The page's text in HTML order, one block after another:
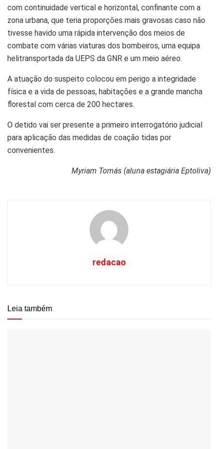
com continuidade vertical e horizontal, confinante com a
zona urbana, que teria proporções mais gravosas caso não
tivesse havido uma rápida intervenção dos meios de
combate com várias viaturas dos bombeiros, uma equipa
helitransportada da UEPS da GNR e um meio aéreo.
A atuação do suspeito colocou em perigo a integridade
física e a vida de pessoas, habitações e a grande mancha
florestal com cerca de 200 hectares.
O detido vai ser presente a primeiro interrogatório judicial
para aplicação das medidas de coação tidas por
convenientes.
Myriam Tomás (aluna estagiária Eptoliva)
redacao
Leia também